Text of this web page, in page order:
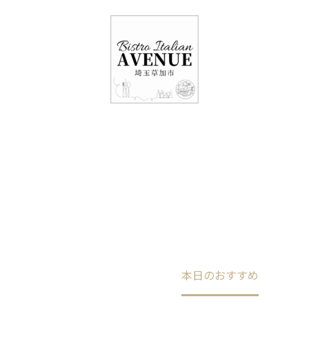
本日のおすすめ